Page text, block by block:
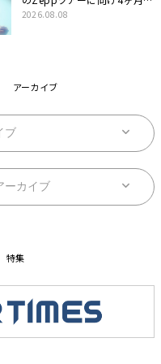
続配信
2026.08.08
アーカイブ
特集